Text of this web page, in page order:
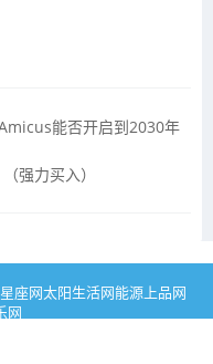
能否开启到2030年
强力买入）
星座网太阳生活网能源 上品网
网